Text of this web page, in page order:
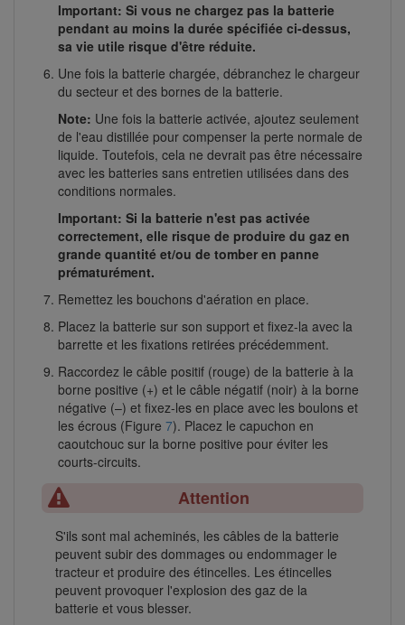
Important: Si vous ne chargez pas la batterie
pendant au moins la durée spécifiée ci-dessus,
sa vie utile risque d'être réduite.
Une fois la batterie chargée, débranchez le chargeur
du secteur et des bornes de la batterie.
Note: Une fois la batterie activée, ajoutez seulement
de l'eau distillée pour compenser la perte normale de
liquide. Toutefois, cela ne devrait pas être nécessaire
avec les batteries sans entretien utilisées dans des
conditions normales.
Important: Si la batterie n'est pas activée
correctement, elle risque de produire du gaz en
grande quantité et/ou de tomber en panne
prématurément.
Remettez les bouchons d'aération en place.
Placez la batterie sur son support et fixez-la avec la
barrette et les fixations retirées précédemment.
Raccordez le câble positif (rouge) de la batterie à la
borne positive (+) et le câble négatif (noir) à la borne
négative (–) et fixez-les en place avec les boulons et
les écrous (Figure 7). Placez le capuchon en
caoutchouc sur la borne positive pour éviter les
courts-circuits.
Attention
S'ils sont mal acheminés, les câbles de la batterie
peuvent subir des dommages ou endommager le
tracteur et produire des étincelles. Les étincelles
peuvent provoquer l'explosion des gaz de la
batterie et vous blesser.